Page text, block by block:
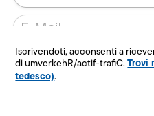
Iscrivendoti, acconsenti a
di umverkehR/actif-trafiC.Trovi
tedesco).